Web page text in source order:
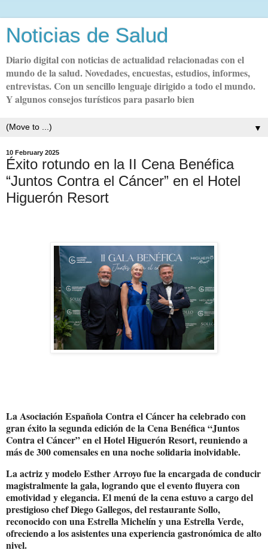
Noticias de Salud
Diario digital con noticias de actualidad relacionadas con el
mundo de la salud. Novedades, encuestas, estudios, informes,
entrevistas. Con un sencillo lenguaje dirigido a todo el mundo.
Y algunos consejos turísticos para pasarlo bien
▼
10 February 2025
Éxito rotundo en la II Cena Benéfica
“Juntos Contra el Cáncer” en el Hotel
Higuerón Resort
La Asociación Española Contra el Cáncer ha celebrado con
gran éxito la segunda edición de la Cena Benéfica “Juntos
Contra el Cáncer” en el Hotel Higuerón Resort, reuniendo a
más de 300 comensales en una noche solidaria inolvidable.
La actriz y modelo Esther Arroyo fue la encargada de conducir
magistralmente la gala, logrando que el evento fluyera con
emotividad y elegancia. El menú de la cena estuvo a cargo del
prestigioso chef Diego Gallegos, del restaurante Sollo,
reconocido con una Estrella Michelín y una Estrella Verde,
ofreciendo a los asistentes una experiencia gastronómica de alto
nivel.